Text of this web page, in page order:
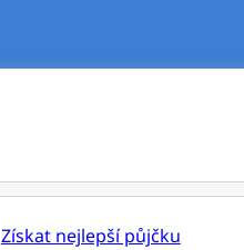
Získat nejlepší půjčku